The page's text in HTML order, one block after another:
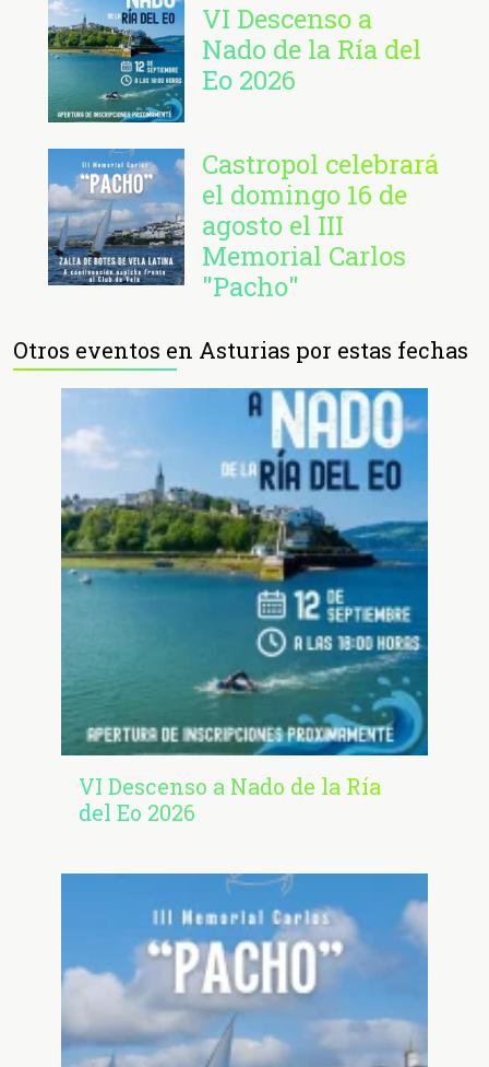
VI Descenso a
Nado de la Ría del
Eo 2026
Castropol celebrará
el domingo 16 de
agosto el III
Memorial Carlos
"Pacho"
Otros eventos en Asturias por estas fechas
VI Descenso a Nado de la Ría
del Eo 2026